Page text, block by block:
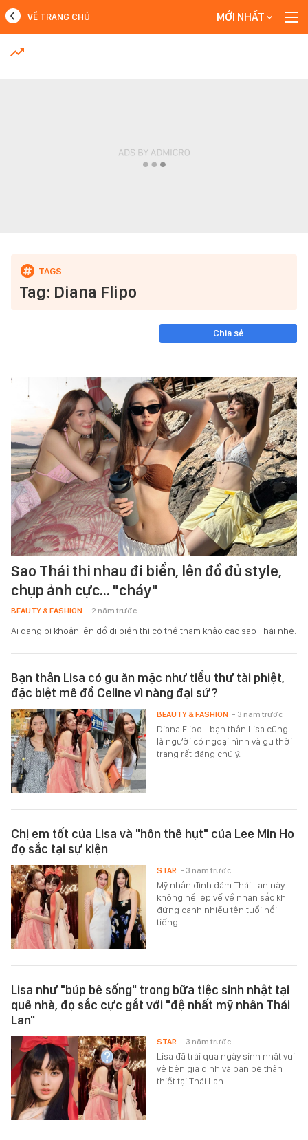
MỚI NHẤT
VỀ TRANG CHỦ MỚI NHẤT
Tag: Diana Flipo
Chia sẻ
Sao Thái thi nhau đi biển, lên đồ đủ style,
chụp ảnh cực... "cháy"
BEAUTY & FASHION - 2 năm trước
Ai đang bí khoản lên đồ đi biển thì có thể tham khảo các sao Thái nhé.
Bạn thân Lisa có gu ăn mặc như tiểu thư tài phiệt,
đặc biệt mê đồ Celine vì nàng đại sứ?
Diana Flipo - bạn thân Lisa cũng
là người có ngoại hình và gu thời
trang rất đáng chú ý.
BEAUTY & FASHION - 3 năm trước
Chị em tốt của Lisa và "hôn thê hụt" của Lee Min Ho
đọ sắc tại sự kiện
Mỹ nhân đình đám Thái Lan này
không hề lép vế về nhan sắc khi
đứng cạnh nhiều tên tuổi nổi
tiếng.
STAR - 3 năm trước
Lisa như "búp bê sống" trong bữa tiệc sinh nhật tại
quê nhà, đọ sắc cực gắt với "đệ nhất mỹ nhân Thái
Lan"
Lisa đã trải qua ngày sinh nhật vui
vẻ bên gia đình và bạn bè thân
thiết tại Thái Lan.
STAR - 3 năm trước